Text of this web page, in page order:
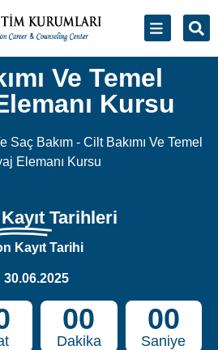
Ve Temel
Kursu
Saç Bakım- Cilt Bakımı Ve Temel
Elemanı Kursu
Kayıt Tarihleri
Kayıt Tarihi
30.06.2025
00
Dakika
00
Saniye